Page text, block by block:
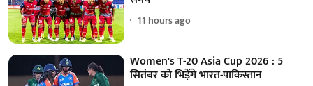
11 hours ago
Women's T-20 Asia Cup 2026 : 5
सितंबर को भिड़ेंगे भारत-पाकिस्तान